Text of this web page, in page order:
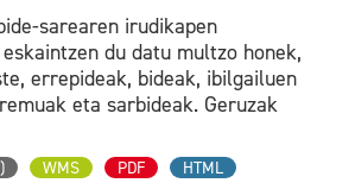
sarearen irudikapen
du datu multzo honek,
errepideak, bideak, ibilgailuen
eta sarbideak. Geruzak
WMS PDF HTML